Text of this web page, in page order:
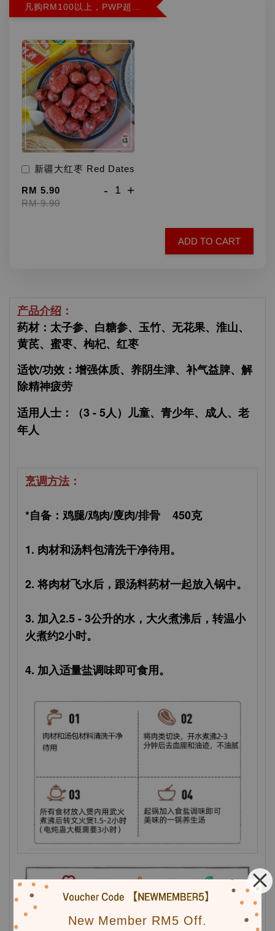
New Member RM5 Off.
新疆大红枣 Red Dates
RM 5.90
RM 9.90
- +
ADD TO CART
产品介绍 ：
药材：太子参、白糖参、玉竹、无花果、淮山、
黄芪、蜜枣、枸杞、红枣
适饮/功效：增强体质、养阴生津、补气益脾、解
除精神疲劳
适用人士：（3 - 5人） 儿童、青少年、成人、老
年人
烹调方法 ：
*自备：鸡腿/鸡肉/廋肉/排骨 450克
1. 肉材和汤料包清洗干净待用。
2. 将肉材飞水后，跟汤料药材一起放入锅中。
3. 加入2.5 - 3公升的水，大火煮沸后，转温小
火煮约2小时。
4. 加入适量盐调味即可食用。